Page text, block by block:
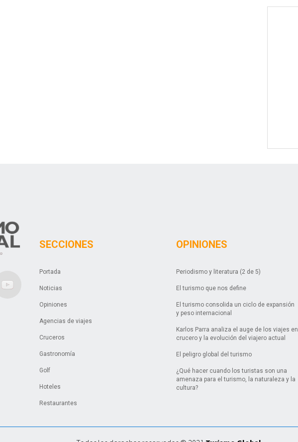
SECCIONES
Portada
Noticias
Opiniones
Agencias de viajes
Cruceros
Gastronomía
Golf
Hoteles
Restaurantes
OPINIONES
Periodismo y literatura (2 de 5)
El turismo que nos define
El turismo consolida un ciclo de expansión
y peso internacional
Karlos Parra analiza el auge de los viajes en
crucero y la evolución del viajero actual
El peligro global del turismo
¿Qué hacer cuando los turistas son una
amenaza para el turismo, la naturaleza y la
cultura?